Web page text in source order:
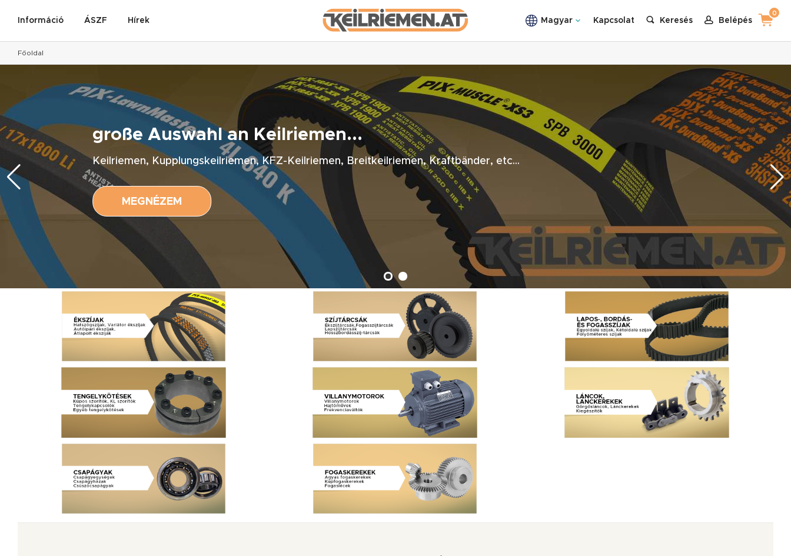
Információ ÁSZF Hírek Magyar Kapcsolat Keresés Belépés
0
Főoldal
große Auswahl an Keilriemen...
Keilriemen, Kupplungskeilriemen, KFZ-Keilriemen, Breitkeilriemen, Kraftbänder, etc...
MEGNÉZEM